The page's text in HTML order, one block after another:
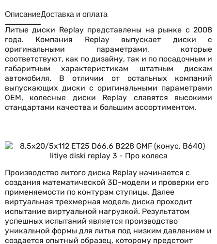
ОписаниеДоставка и оплата
Литые диски Replay представлены на рынке с 2008
года. Компания Replay выпускает диски с
оригинальными параметрами, которые
соответствуют, как по дизайну, так и по посадочным и
габаритным характеристикам штатным дискам
автомобиля. В отличии от остальных компаний
выпускающих диски с оригинальными параметрами
OEM, колесные диски Replay славятся высокими
стандартами качества и большим ассортиментом.
Производство литого диска Replay начинается с
создания математической 3D-модели и проверки его
применяемости по контурам ступицы. Далее
виртуальная трехмерная модель диска проходит
испытание виртуальной нагрузкой. Результатом
успешных испытаний является производство
уникальной формы для литья под низким давлением и
создается опытный образец, которому предстоит